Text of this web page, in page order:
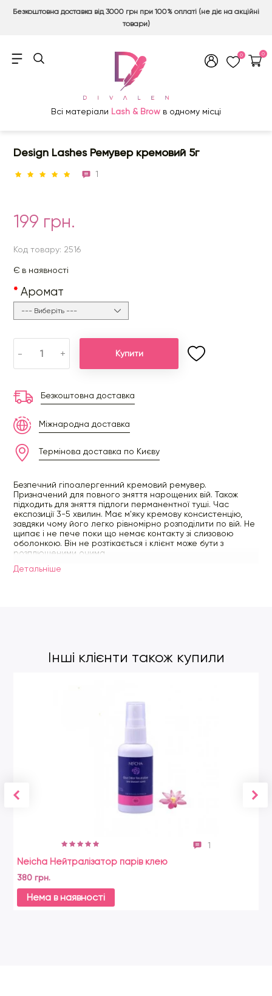
Безкоштовна доставка від 3000 грн при 100% оплаті (не діє на акційні
товари)
0 0
Всі матеріали Lash & Brow в одному місці
Design Lashes Ремувер кремовий 5г
1
199 грн.
Код товару: 2516
Є в наявності
Аромат
- + Купити
Безкоштовна доставка
Міжнародна доставка
Термінова доставка по Києву
Безпечний гіпоалергенний кремовий ремувер.
Призначений для повного зняття нарощених вій. Також
підходить для зняття підлоги перманентної туші. Час
експозиції 3-5 хвилин. Має м'яку кремову консистенцію,
завдяки чому його легко рівномірно розподілити по вій. Не
щипає і не пече поки що немає контакту зі слизовою
оболонкою. Він не розтікається і клієнт може бути з
розплющеними очима.
Детальнiше
Інші клієнти також купили
1
Neicha Нейтралізатор парів клею
380 грн.
Нема в наявності